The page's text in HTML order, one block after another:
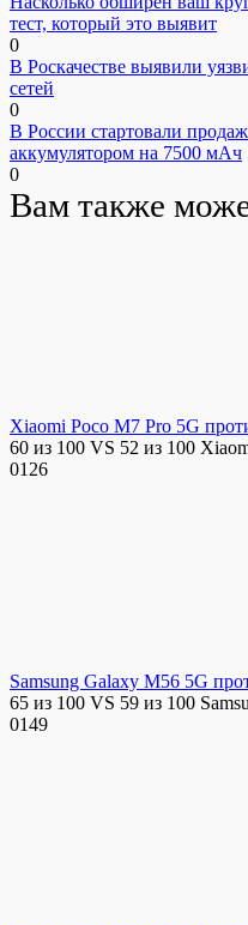
тест, который это выявит
0
В Роскачестве выявили
сетей
0
В России стартовали
аккумулятором на 7500 мАч
0
Вам также
Xiaomi Poco M7 Pro 5G
60 из 100 VS 52 из 100
0126
Samsung Galaxy M56 5G
65 из 100 VS 59 из 100
0149